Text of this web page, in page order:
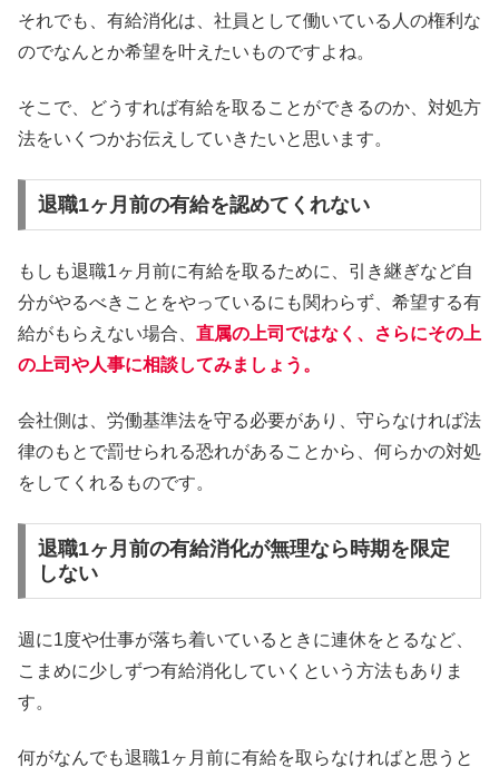
それでも、有給消化は、社員として働いている人の権利な
のでなんとか希望を叶えたいものですよね。
そこで、どうすれば有給を取ることができるのか、対処方
法をいくつかお伝えしていきたいと思います。
退職1ヶ月前の有給を認めてくれない
もしも退職1ヶ月前に有給を取るために、引き継ぎなど自
分がやるべきことをやっているにも関わらず、希望する有
給がもらえない場合、 直属の上司ではなく、さらにその上
の上司や人事に相談してみましょう。
会社側は、労働基準法を守る必要があり、守らなければ法
律のもとで罰せられる恐れがあることから、何らかの対処
をしてくれるものです。
退職1ヶ月前の有給消化が無理なら時期を限定
しない
週に1度や仕事が落ち着いているときに連休をとるなど、
こまめに少しずつ有給消化していくという方法もありま
す。
何がなんでも退職1ヶ月前に有給を取らなければと思うと